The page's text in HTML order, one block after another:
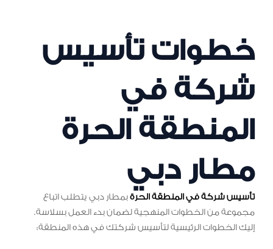
خطوات تأسيس
شركة في
المنطقة الحرة
مطار دبي
تأسيس شركة في المنطقة الحرةبمطار دبي يتطلب اتباع
مجموعة من الخطوات المنهجية لضمان بدء العمل بسلاسة.
إليك الخطوات الرئيسية لتأسيس شركتك في هذه المنطقة: